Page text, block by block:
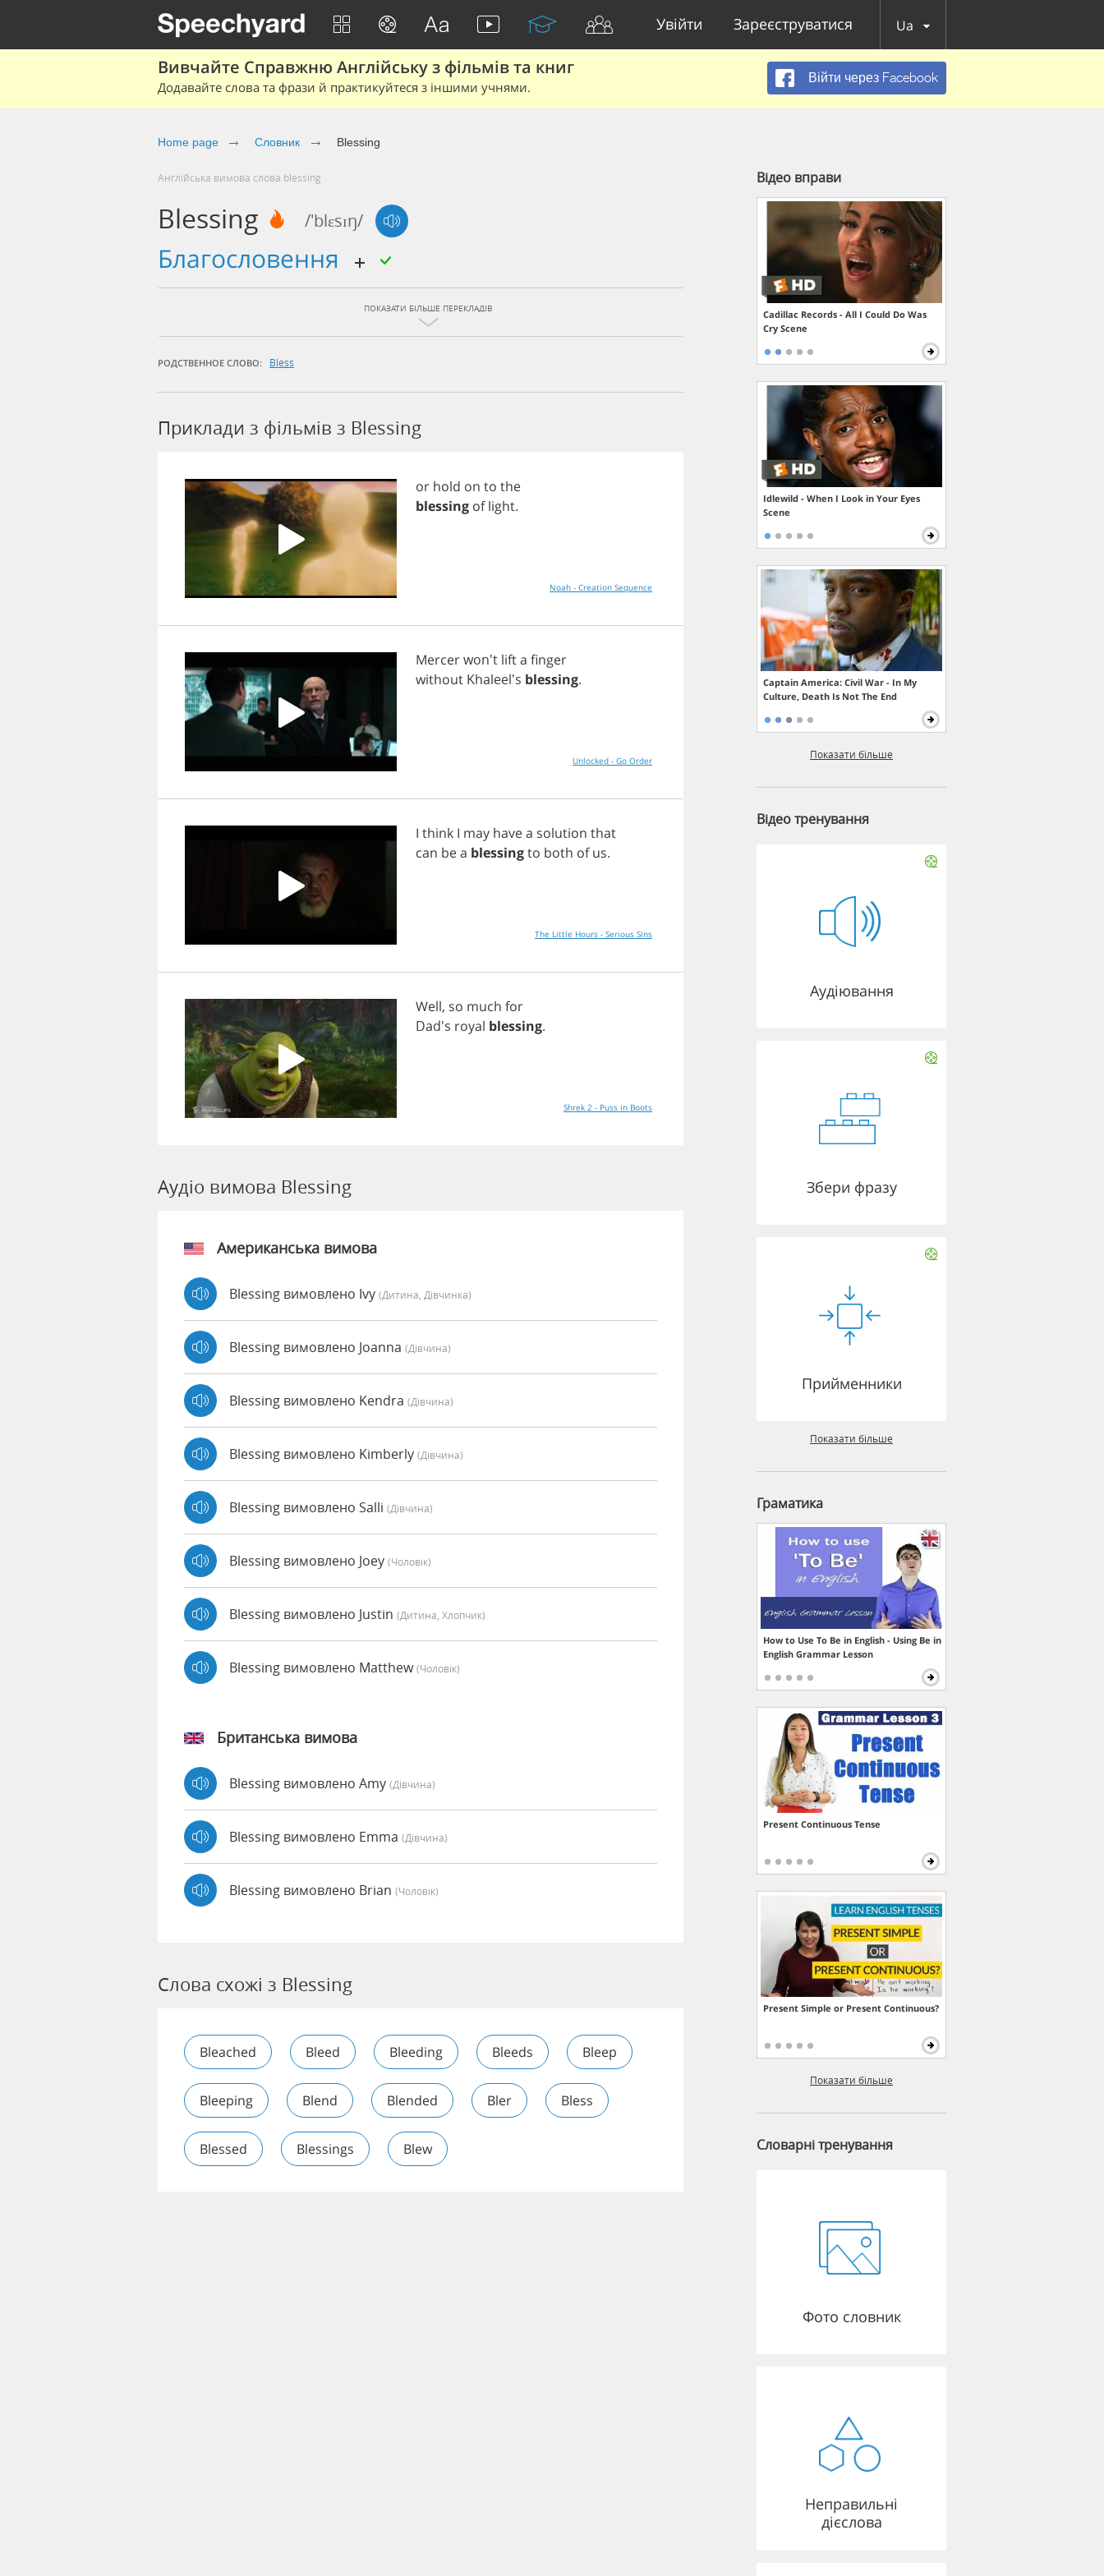
Увійти Зареєструватися Ua
Вивчайте Справжню Англійську з фільмів та книг
Додавайте слова та фрази й практикуйтеся з іншими учнями.
Війти через Facebook
Home page Cловник Blessing
Англійська вимова слова blessing
Blessing /'blɛsɪŋ/
благословення
ПОКАЗАТИ БІЛЬШЕ ПЕРЕКЛАДІВ
РОДСТВЕННОЕ СЛОВО: Bless
Приклади з фільмів з Blessing
or hold on to the
blessing of light.
Noah - Creation Sequence
Mercerwon't lifta finger
without Khaleel's blessing.
Unlocked - Go Order
I think I may havea solution that
can bea blessingto both of us.
The Little Hours - Serious Sins
Well, so much for
Dad's royal blessing.
Shrek 2 - Puss in Boots
Аудіо вимова Blessing
Американська вимова
Blessing вимовлено Ivy (дитина, Дівчинка)
Blessing вимовлено Joanna (дівчина)
Blessing вимовлено Kendra (дівчина)
Blessing вимовлено Kimberly (дівчина)
Blessing вимовлено Salli (дівчина)
Blessing вимовлено Joey (чоловік)
Blessing вимовлено Justin (дитина, Хлопчик)
Blessing вимовлено Matthew(чоловік)
Британська вимова
Blessing вимовлено Amy (дівчина)
Blessing вимовлено Emma (дівчина)
Blessing вимовлено Brian (чоловік)
Слова схожі з Blessing
Bleached Bleed Bleeding Bleeds Bleep
Bleeping Blend Blended Bler Bless
Blessed Blessings Blew
Відео вправи
Cadillac Records - All I Could Do Was
Cry Scene
Idlewild - When I Look in Your Eyes
Scene
Captain America: Civil War - In My
Culture, Death Is Not The End
Показати більше
Відео тренування
Аудіювання
Збери фразу
Прийменники
Показати більше
Граматика
How to Use To Be in English - Using Be in
English Grammar Lesson
Present Continuous Tense
Present Simple or Present Continuous?
Показати більше
Словарні тренування
Фото словник
Неправильні
дієслова